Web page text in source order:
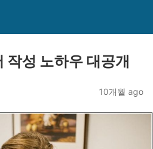
작성 노하우 대공개
10개월 ago